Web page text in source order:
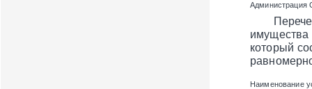
Администрация
имущества
который
Наименование